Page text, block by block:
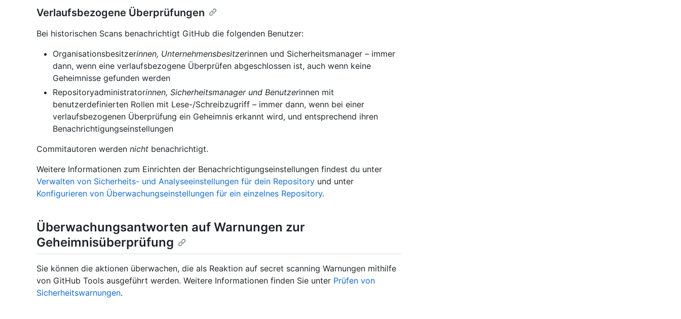
Verlaufsbezogene Überprüfungen
Bei historischen Scans benachrichtigt GitHub die folgenden Benutzer:
Organisationsbesitzerinnen, Unternehmensbesitzerinnen und Sicherheitsmanager – immer
dann, wenn eine verlaufsbezogene Überprüfen abgeschlossen ist, auch wenn keine
Geheimnisse gefunden werden
Repositoryadministratorinnen, Sicherheitsmanager und Benutzerinnen mit
benutzerdefinierten Rollen mit Lese-/Schreibzugriff – immer dann, wenn bei einer
verlaufsbezogenen Überprüfung ein Geheimnis erkannt wird, und entsprechend ihren
Benachrichtigungseinstellungen
Commitautoren werden nicht benachrichtigt.
Weitere Informationen zum Einrichten der Benachrichtigungseinstellungen findest du unter
Verwalten von Sicherheits- und Analyseeinstellungen für dein Repository und unter
Konfigurieren von Überwachungseinstellungen für ein einzelnes Repository.
Überwachungsantworten auf Warnungen zur
Geheimnisüberprüfung
Sie können die aktionen überwachen, die als Reaktion auf secret scanning Warnungen mithilfe
von GitHub Tools ausgeführt werden. Weitere Informationen finden Sie unter Prüfen von
Sicherheitswarnungen.